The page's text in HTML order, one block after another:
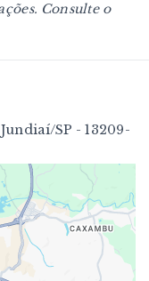
Consulte o
SP - 13209-